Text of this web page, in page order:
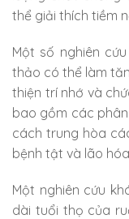
thể giải thích tiềm
Một số nghiên
thảo có thể làm
thiện trí nhớ và
bao gồm các
cách trung hòa
bệnh tật và lão
Một nghiên cứu
dài tuổi thọ của